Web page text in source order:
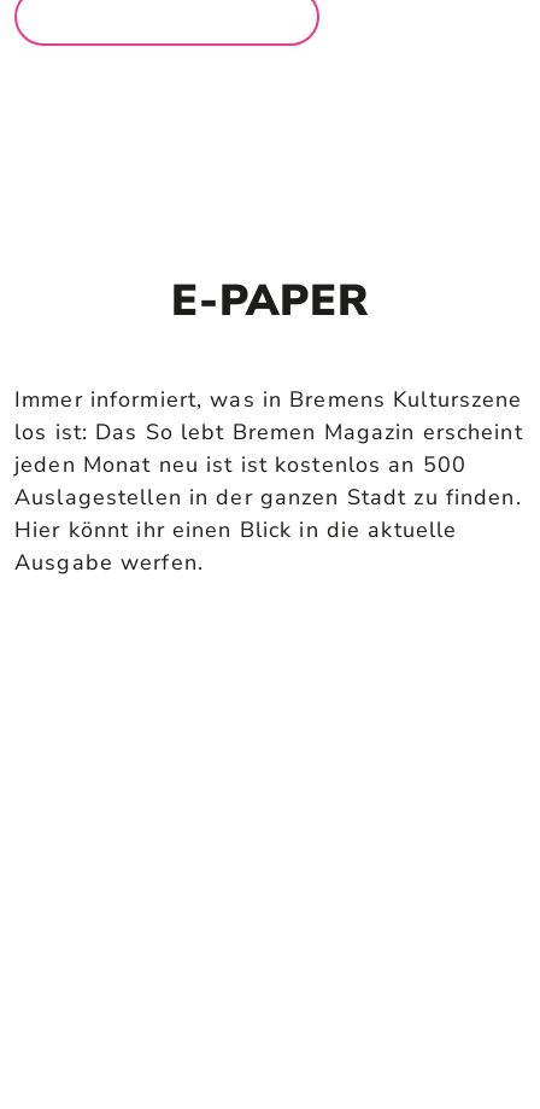
E-PAPER
Immer informiert, was in Bremens Kulturszene
los ist: Das So lebt Bremen Magazin erscheint
jeden Monat neu ist ist kostenlos an 500
Auslagestellen in der ganzen Stadt zu finden.
Hier könnt ihr einen Blick in die aktuelle
Ausgabe werfen.